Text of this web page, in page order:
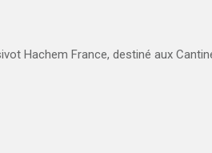
Hachem France, destiné aux